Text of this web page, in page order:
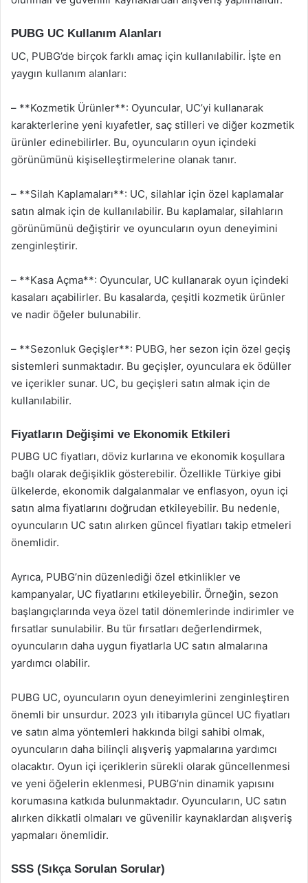
PUBG UC Kullanım Alanları
UC, PUBG’de birçok farklı amaç için kullanılabilir. İşte en
yaygın kullanım alanları:
– **Kozmetik Ürünler**: Oyuncular, UC’yi kullanarak
karakterlerine yeni kıyafetler, saç stilleri ve diğer kozmetik
ürünler edinebilirler. Bu, oyuncuların oyun içindeki
görünümünü kişiselleştirmelerine olanak tanır.
– **Silah Kaplamaları**: UC, silahlar için özel kaplamalar
satın almak için de kullanılabilir. Bu kaplamalar, silahların
görünümünü değiştirir ve oyuncuların oyun deneyimini
zenginleştirir.
– **Kasa Açma**: Oyuncular, UC kullanarak oyun içindeki
kasaları açabilirler. Bu kasalarda, çeşitli kozmetik ürünler
ve nadir öğeler bulunabilir.
– **Sezonluk Geçişler**: PUBG, her sezon için özel geçiş
sistemleri sunmaktadır. Bu geçişler, oyunculara ek ödüller
ve içerikler sunar. UC, bu geçişleri satın almak için de
kullanılabilir.
Fiyatların Değişimi ve Ekonomik Etkileri
PUBG UC fiyatları, döviz kurlarına ve ekonomik koşullara
bağlı olarak değişiklik gösterebilir. Özellikle Türkiye gibi
ülkelerde, ekonomik dalgalanmalar ve enflasyon, oyun içi
satın alma fiyatlarını doğrudan etkileyebilir. Bu nedenle,
oyuncuların UC satın alırken güncel fiyatları takip etmeleri
önemlidir.
Ayrıca, PUBG’nin düzenlediği özel etkinlikler ve
kampanyalar, UC fiyatlarını etkileyebilir. Örneğin, sezon
başlangıçlarında veya özel tatil dönemlerinde indirimler ve
fırsatlar sunulabilir. Bu tür fırsatları değerlendirmek,
oyuncuların daha uygun fiyatlarla UC satın almalarına
yardımcı olabilir.
PUBG UC, oyuncuların oyun deneyimlerini zenginleştiren
önemli bir unsurdur. 2023 yılı itibarıyla güncel UC fiyatları
ve satın alma yöntemleri hakkında bilgi sahibi olmak,
oyuncuların daha bilinçli alışveriş yapmalarına yardımcı
olacaktır. Oyun içi içeriklerin sürekli olarak güncellenmesi
ve yeni öğelerin eklenmesi, PUBG’nin dinamik yapısını
korumasına katkıda bulunmaktadır. Oyuncuların, UC satın
alırken dikkatli olmaları ve güvenilir kaynaklardan alışveriş
yapmaları önemlidir.
SSS (Sıkça Sorulan Sorular)